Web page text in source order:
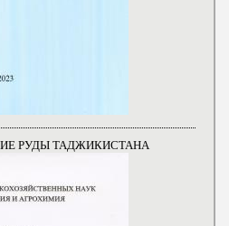
РУДЫ ТАДЖИКИСТАНА